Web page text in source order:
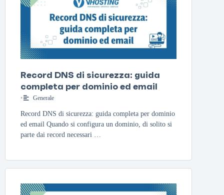
Record DNS di sicurezza: guida
completa per dominio ed email
• Generale
Record DNS di sicurezza: guida completa per dominio
ed email Quando si configura un dominio, di solito si
parte dai record necessari …